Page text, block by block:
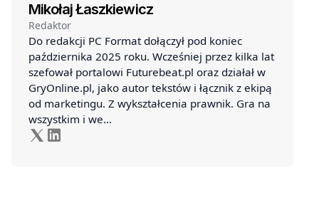
Mikołaj Łaszkiewicz
Redaktor
Do redakcji PC Format dołączył pod koniec
października 2025 roku. Wcześniej przez kilka lat
szefował portalowi Futurebeat.pl oraz działał w
GryOnline.pl, jako autor tekstów i łącznik z ekipą
od marketingu. Z wykształcenia prawnik. Gra na
wszystkim i we…